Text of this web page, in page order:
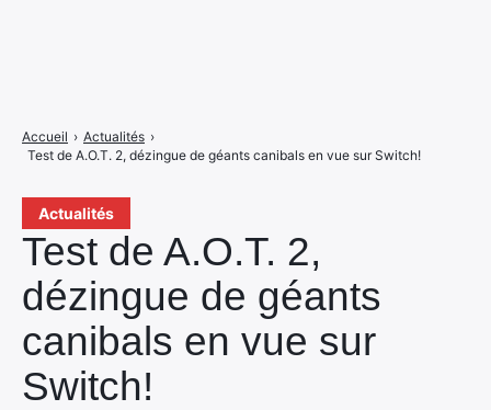
Actualités
Test de A.O.T. 2,
dézingue de géants
canibals en vue sur
Switch!
Accueil › Actualités ›
Test de A.O.T. 2, dézingue de géants canibals en vue sur Switch!